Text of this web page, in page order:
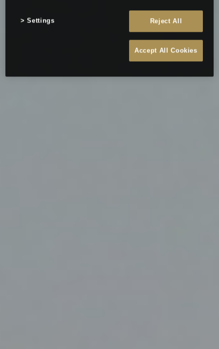
Reject All
Accept All Cookies
Settings